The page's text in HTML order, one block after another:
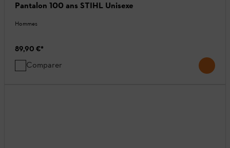
Pantalon 100 ans STIHL Unisexe
Hommes
89,90 €*
Comparer